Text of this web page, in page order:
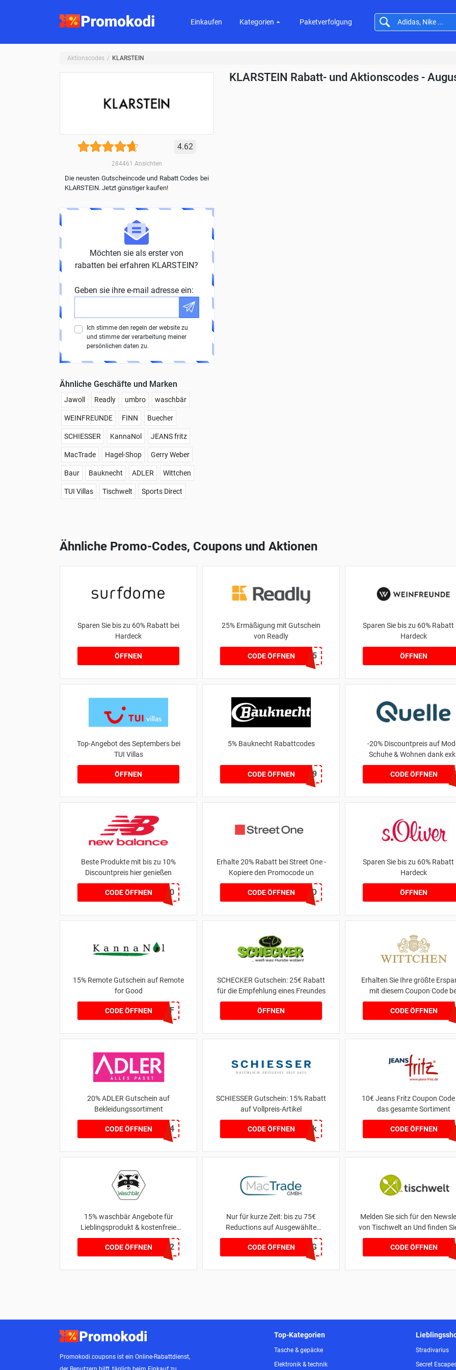
Einkaufen Kategorien Paketverfolgung
Aktionscodes KLARSTEIN
KLARSTEIN Rabatt- und Aktionscodes -
4.62
284461 Ansichten
Die neusten Gutscheincode und Rabatt Codes bei
KLARSTEIN. Jetzt günstiger kaufen!
Möchten sie als erster von
rabatten bei erfahren KLARSTEIN?
Geben sie ihre e-mail adresse ein:
Ich stimme den regeln der website zu
und stimme der verarbeitung meiner
persönlichen daten zu.
Ähnliche Geschäfte und Marken
Jawoll Readly umbro waschbär
WEINFREUNDE FINN Buecher
SCHIESSER KannaNol JEANS fritz
MacTrade Hagel-Shop Gerry Weber
Baur Bauknecht ADLER Wittchen
TUI Villas Tischwelt Sports Direct
Ähnliche Promo-Codes, Coupons und Aktionen
Sparen Sie bis zu 60% Rabatt bei
Hardeck
ÖFFNEN
25% Ermäßigung mit Gutschein
von Readly
CODE ÖFFNENBOOTS25
Sparen Sie bis zu 60% Rabatt
Hardeck
ÖFFNEN
Top-Angebot des Septembers bei
TUI Villas
ÖFFNEN
5% Bauknecht Rabattcodes
CODE ÖFFNENBK5W619
-20% Discountpreis auf
Schuhe & Wohnen dank
Universal Rabattcode
CODE ÖFFNEN
Beste Produkte mit bis zu 10%
Discountpreis hier genießen
CODE ÖFFNENHONEYNB10
Erhalte 20% Rabatt bei Street One -
Kopiere den Promocode un
CODE ÖFFNENMYLOVESO
Sparen Sie bis zu 60% Rabatt
Hardeck
ÖFFNEN
15% Remote Gutschein auf Remote
for Good
CODE ÖFFNENRFG15OFF
SCHECKER Gutschein: 25€ Rabatt
für die Empfehlung eines Freundes
ÖFFNEN
Erhalten Sie Ihre größte
mit diesem Coupon Code
WITTCHENshop.de
CODE ÖFFNEN
20% ADLER Gutschein auf
Bekleidungssortiment
CODE ÖFFNENA2124
SCHIESSER Gutschein: 15% Rabatt
auf Vollpreis-Artikel
CODE ÖFFNEN6uapk
10€ Jeans Fritz Coupon
das gesamte Sortiment
CODE ÖFFNEN
15% waschbär Angebote für
Lieblingsprodukt & kostenfreie
Lieferung
CODE ÖFFNEN35H952
Nur für kurze Zeit: bis zu 75€
Reductions auf Ausgewählte
Apple-Produkte bei Bezahlung per
Finanzierung
CODE ÖFFNEN
MTSPAR-75FZG
Melden Sie sich für den
von Tischwelt an Und finden
Discountpreis
CODE ÖFFNEN
Promokodi.coupons ist ein Online-Rabattdienst,
Top-Kategorien
Tasche & gepäcke
Elektronik & technik
Stradivarius
Secret